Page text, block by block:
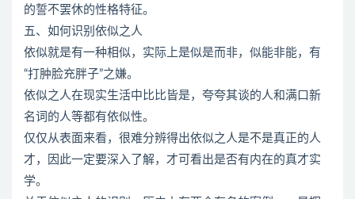
的誓不罢休的性格特征。
五、如何识别依似之人
依似就是有一种相似，实际上是似是而非，似能非能，有
“打肿脸充胖子”之嫌。
依似之人在现实生活中比比皆是，夸夸其谈的人和满口新
名词的人等都有依似性。
仅仅从表面来看，很难分辨得出依似之人是不是真正的人
才，因此一定要深入了解，才可看出是否有内在的真才实
学。